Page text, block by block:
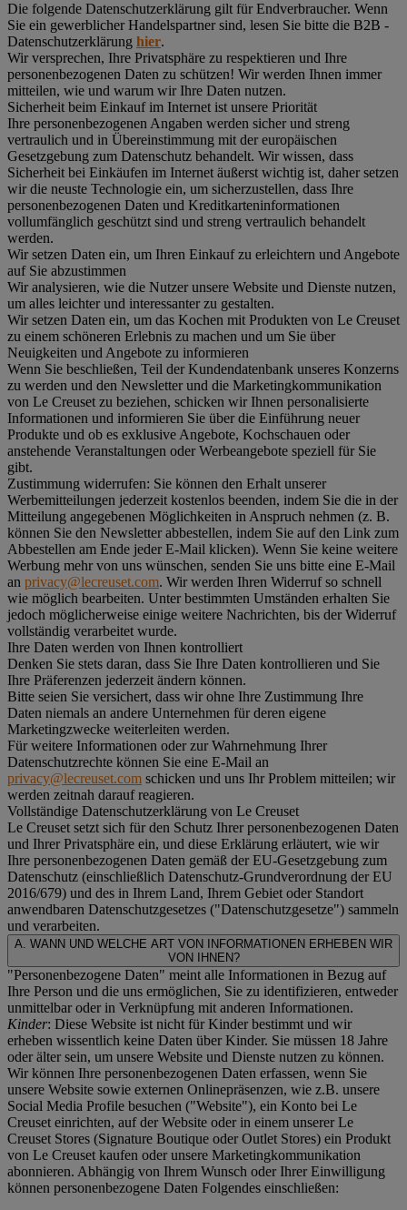
Die folgende Datenschutzerklärung gilt für Endverbraucher. Wenn
Sie ein gewerblicher Handelspartner sind, lesen Sie bitte die B2B -
Datenschutzerklärung hier.
Wir versprechen, Ihre Privatsphäre zu respektieren und Ihre
personenbezogenen Daten zu schützen! Wir werden Ihnen immer
mitteilen, wie und warum wir Ihre Daten nutzen.
Sicherheit beim Einkauf im Internet ist unsere Priorität
Ihre personenbezogenen Angaben werden sicher und streng
vertraulich und in Übereinstimmung mit der europäischen
Gesetzgebung zum Datenschutz behandelt. Wir wissen, dass
Sicherheit bei Einkäufen im Internet äußerst wichtig ist, daher setzen
wir die neuste Technologie ein, um sicherzustellen, dass Ihre
personenbezogenen Daten und Kreditkarteninformationen
vollumfänglich geschützt sind und streng vertraulich behandelt
werden.
Wir setzen Daten ein, um Ihren Einkauf zu erleichtern und Angebote
auf Sie abzustimmen
Wir analysieren, wie die Nutzer unsere Website und Dienste nutzen,
um alles leichter und interessanter zu gestalten.
Wir setzen Daten ein, um das Kochen mit Produkten von Le Creuset
zu einem schöneren Erlebnis zu machen und um Sie über
Neuigkeiten und Angebote zu informieren
Wenn Sie beschließen, Teil der Kundendatenbank unseres Konzerns
zu werden und den Newsletter und die Marketingkommunikation
von Le Creuset zu beziehen, schicken wir Ihnen personalisierte
Informationen und informieren Sie über die Einführung neuer
Produkte und ob es exklusive Angebote, Kochschauen oder
anstehende Veranstaltungen oder Werbeangebote speziell für Sie
gibt.
Zustimmung widerrufen: Sie können den Erhalt unserer
Werbemitteilungen jederzeit kostenlos beenden, indem Sie die in der
Mitteilung angegebenen Möglichkeiten in Anspruch nehmen (z. B.
können Sie den Newsletter abbestellen, indem Sie auf den Link zum
Abbestellen am Ende jeder E-Mail klicken). Wenn Sie keine weitere
Werbung mehr von uns wünschen, senden Sie uns bitte eine E-Mail
an privacy@lecreuset.com. Wir werden Ihren Widerruf so schnell
wie möglich bearbeiten. Unter bestimmten Umständen erhalten Sie
jedoch möglicherweise einige weitere Nachrichten, bis der Widerruf
vollständig verarbeitet wurde.
Ihre Daten werden von Ihnen kontrolliert
Denken Sie stets daran, dass Sie Ihre Daten kontrollieren und Sie
Ihre Präferenzen jederzeit ändern können.
Bitte seien Sie versichert, dass wir ohne Ihre Zustimmung Ihre
Daten niemals an andere Unternehmen für deren eigene
Marketingzwecke weiterleiten werden.
Für weitere Informationen oder zur Wahrnehmung Ihrer
Datenschutzrechte können Sie eine E-Mail an
privacy@lecreuset.com schicken und uns Ihr Problem mitteilen; wir
werden zeitnah darauf reagieren.
Vollständige Datenschutzerklärung von Le Creuset
Le Creuset setzt sich für den Schutz Ihrer personenbezogenen Daten
und Ihrer Privatsphäre ein, und diese Erklärung erläutert, wie wir
Ihre personenbezogenen Daten gemäß der EU-Gesetzgebung zum
Datenschutz (einschließlich Datenschutz-Grundverordnung der EU
2016/679) und des in Ihrem Land, Ihrem Gebiet oder Standort
anwendbaren Datenschutzgesetzes ("Datenschutzgesetze") sammeln
und verarbeiten.
A. WANN UND WELCHE ART VON INFORMATIONEN ERHEBEN WIR
VON IHNEN?
"Personenbezogene Daten" meint alle Informationen in Bezug auf
Ihre Person und die uns ermöglichen, Sie zu identifizieren, entweder
unmittelbar oder in Verknüpfung mit anderen Informationen.
Kinder: Diese Website ist nicht für Kinder bestimmt und wir
erheben wissentlich keine Daten über Kinder. Sie müssen 18 Jahre
oder älter sein, um unsere Website und Dienste nutzen zu können.
Wir können Ihre personenbezogenen Daten erfassen, wenn Sie
unsere Website sowie externen Onlinepräsenzen, wie z.B. unsere
Social Media Profile besuchen ("Website"), ein Konto bei Le
Creuset einrichten, auf der Website oder in einem unserer Le
Creuset Stores (Signature Boutique oder Outlet Stores) ein Produkt
von Le Creuset kaufen oder unsere Marketingkommunikation
abonnieren. Abhängig von Ihrem Wunsch oder Ihrer Einwilligung
können personenbezogene Daten Folgendes einschließen: